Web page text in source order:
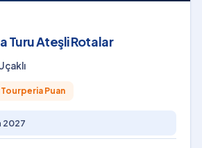
Turu Ateşli Rotalar
Tourperia Puan
2027